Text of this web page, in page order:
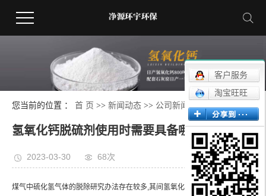
您当前的位置 ：首 页 >>新闻动态 >> 公司新闻
氢氧化钙脱硫剂使用时需要具备哪些条件？
2023-03-30 68次
煤气中硫化氢气体的脱除研究办法存在较多,其间氢氧化钙脱硫剂 新疆脱硫剂
客户服务
淘宝旺旺